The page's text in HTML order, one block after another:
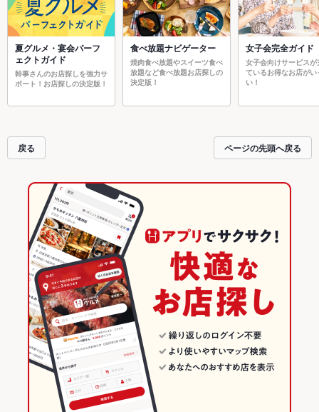
夏グルメ・宴会パーフ
ェクトガイド
幹事さんのお店探しを強力サ
ポート！お店探しの決定版！
食べ放題ナビゲーター
焼肉食べ放題やスイーツ食べ
放題など食べ放題お店探しの
決定版！
女子会完全ガイド
女子会向けサービスが
ているお得なお店がい
い！
戻る ページの先頭へ戻る